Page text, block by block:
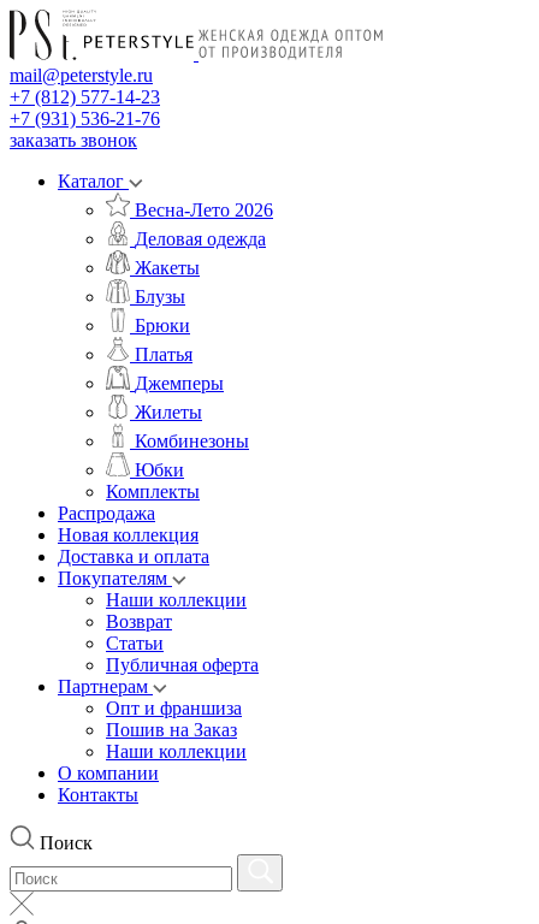
mail@peterstyle.ru
+7 (812) 577-14-23
+7 (931) 536-21-76
заказать звонок
Каталог
Весна-Лето 2026
Деловая одежда
Жакеты
Блузы
Брюки
Платья
Джемперы
Жилеты
Комбинезоны
Юбки
Комплекты
Распродажа
Новая коллекция
Доставка и оплата
Покупателям
Наши коллекции
Возврат
Статьи
Публичная оферта
Партнерам
Опт и франшиза
Пошив на Заказ
Наши коллекции
О компании
Контакты
Поиск